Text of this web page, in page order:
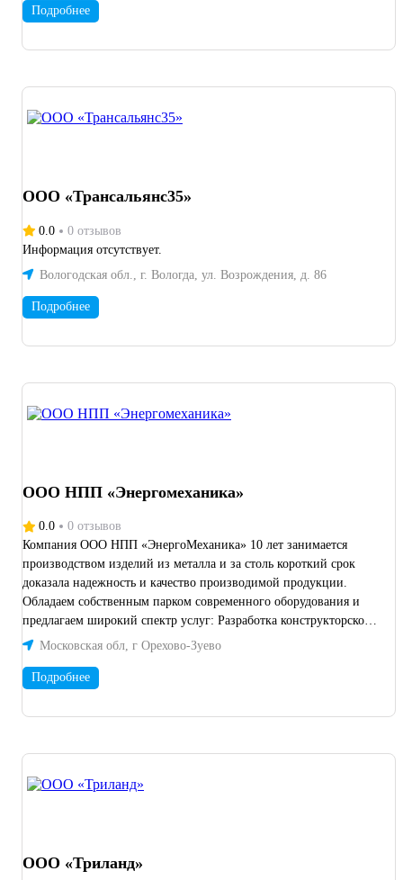
Подробнее
ООО «Трансальянс35»
0.0
0 отзывов
Информация отсутствует.
Вологодская обл., г. Вологда, ул. Возрождения, д. 86
Подробнее
ООО НПП «Энергомеханика»
0.0
0 отзывов
Компания ООО НПП «ЭнергоМеханика» 10 лет занимается
производством изделий из металла и за столь короткий срок
доказала надежность и качество производимой продукции.
Обладаем собственным парком современного оборудования и
предлагаем широкий спектр услуг: Разработка конструкторской
документации Обработка черных, цветных металлов и
работы Лазерная резка Гибка, рубка металла Сварочные работы
«ЭнергоМеханика» реализует проекты по индивидуальным
металла. Возможности и ограничения нашего производства по
до 950 мм гибка диаметр до 20 мм
Московская обл, г Орехово-Зуево
Подробнее
ООО «Триланд»